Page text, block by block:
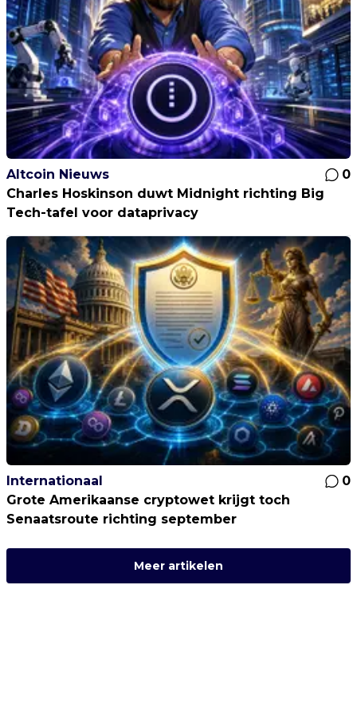
Altcoin Nieuws
0
Charles Hoskinson duwt Midnight richting Big
Tech-tafel voor dataprivacy
Internationaal
0
Grote Amerikaanse cryptowet krijgt toch
Senaatsroute richting september
Meer artikelen